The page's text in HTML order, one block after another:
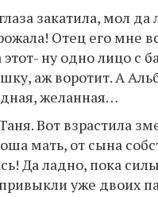
закатила, мол
Отец его мне
этот- ну одно лицо с
аж воротит. А
желанная…
Вот взрастила
мать, от сына
Да ладно, пока
уже двоих